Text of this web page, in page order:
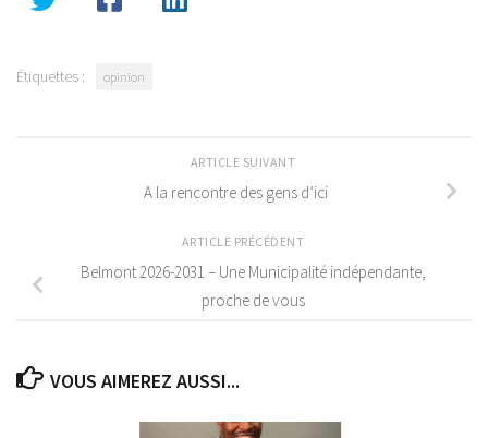
Étiquettes : opinion
ARTICLE SUIVANT
A la rencontre des gens d’ici
ARTICLE PRÉCÉDENT
Belmont 2026-2031 – Une Municipalité indépendante,
proche de vous
VOUS AIMEREZ AUSSI...